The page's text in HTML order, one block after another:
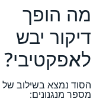
מה הופך
דיקור יבש
לאפקטיבי?
הסוד נמצא בשילוב של
מספר מנגנונים: